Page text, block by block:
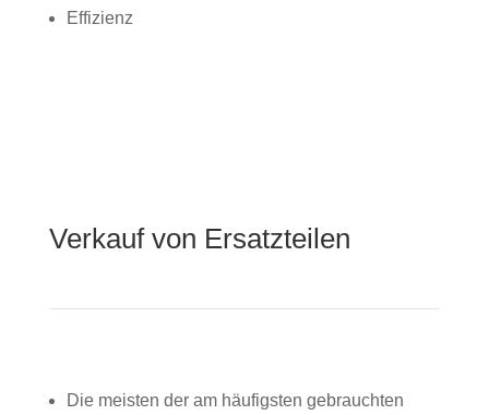
Effizienz
Verkauf von Ersatzteilen
Die meisten der am häufigsten gebrauchten